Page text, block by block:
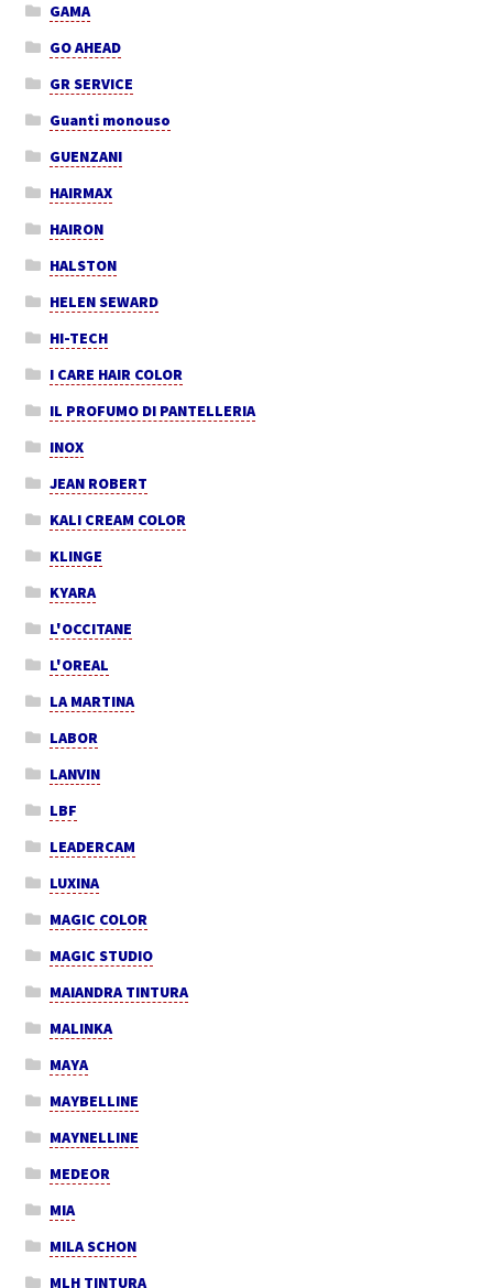
GAMA
GO AHEAD
GR SERVICE
Guanti monouso
GUENZANI
HAIRMAX
HAIRON
HALSTON
HELEN SEWARD
HI-TECH
I CARE HAIR COLOR
IL PROFUMO DI PANTELLERIA
INOX
JEAN ROBERT
KALI CREAM COLOR
KLINGE
KYARA
L'OCCITANE
L'OREAL
LA MARTINA
LABOR
LANVIN
LBF
LEADERCAM
LUXINA
MAGIC COLOR
MAGIC STUDIO
MAIANDRA TINTURA
MALINKA
MAYA
MAYBELLINE
MAYNELLINE
MEDEOR
MIA
MILA SCHON
MLH TINTURA